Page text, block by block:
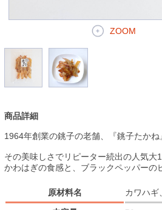
ZOOM
商品詳細
1964年創業の銚子の老舗、『銚子たかね
その美味しさでリピーター続出の人気大1
かわはぎの食感と、ブラックペッパーの
原材料名 カワハギ